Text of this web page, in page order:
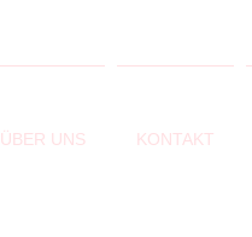
ÜBER UNS KONTAKT